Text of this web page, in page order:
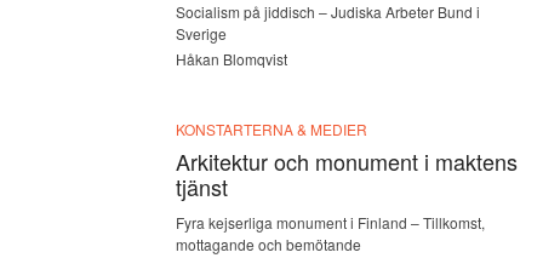
Socialism på jiddisch – Judiska Arbeter Bund i
Sverige
Håkan Blomqvist
KONSTARTERNA & MEDIER
Arkitektur och monument i maktens
tjänst
Fyra kejserliga monument i Finland – Tillkomst,
mottagande och bemötande